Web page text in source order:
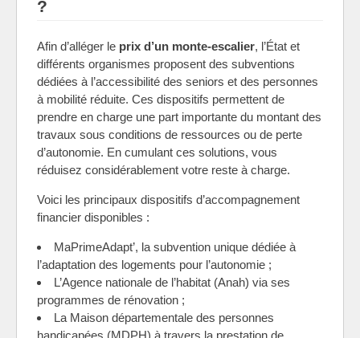
?
Afin d’alléger le prix d’un monte-escalier, l’État et
différents organismes proposent des subventions
dédiées à l’accessibilité des seniors et des personnes
à mobilité réduite. Ces dispositifs permettent de
prendre en charge une part importante du montant des
travaux sous conditions de ressources ou de perte
d’autonomie. En cumulant ces solutions, vous
réduisez considérablement votre reste à charge.
Voici les principaux dispositifs d’accompagnement
financier disponibles :
MaPrimeAdapt’, la subvention unique dédiée à
l’adaptation des logements pour l’autonomie ;
L’Agence nationale de l’habitat (Anah) via ses
programmes de rénovation ;
La Maison départementale des personnes
handicapées (MDPH) à travers la prestation de